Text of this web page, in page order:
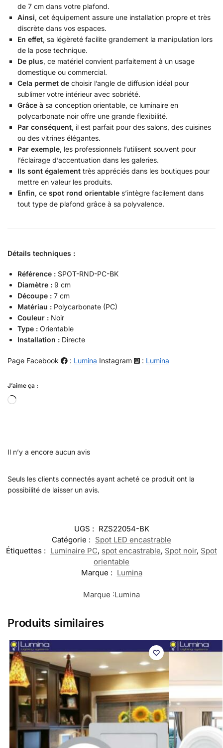
de 7 cm dans votre plafond.
Ainsi, cet équipement assure une installation propre et très
discrète dans vos espaces.
En effet, sa légèreté facilite grandement la manipulation lors
de la pose technique.
De plus, ce matériel convient parfaitement à un usage
domestique ou commercial.
Cela permet de choisir l’angle de diffusion idéal pour
sublimer votre intérieur avec sobriété.
Grâce à sa conception orientable, ce luminaire en
polycarbonate noir offre une grande flexibilité.
Par conséquent, il est parfait pour des salons, des cuisines
ou des vitrines élégantes.
Par exemple, les professionnels l’utilisent souvent pour
l’éclairage d’accentuation dans les galeries.
Ils sont également très appréciés dans les boutiques pour
mettre en valeur les produits.
Enfin, ce spot rond orientable s’intègre facilement dans
tout type de plafond grâce à sa polyvalence.
Détails techniques :
Référence : SPOT-RND-PC-BK
Diamètre : 9 cm
Découpe : 7 cm
Matériau : Polycarbonate (PC)
Couleur : Noir
Type : Orientable
Installation : Directe
Page Facebook : Lumina Instagram : Lumina
J’aime ça :
Il n’y a encore aucun avis
Seuls les clients connectés ayant acheté ce produit ont la
possibilité de laisser un avis.
UGS : RZS22054-BK
Catégorie : Spot LED encastrable
Étiquettes : Luminaire PC, spot encastrable, Spot noir, Spot
orientable
Marque : Lumina
Marque :Lumina
Produits similaires